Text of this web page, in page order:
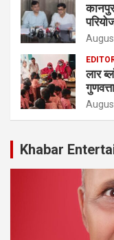
लार
Khabar